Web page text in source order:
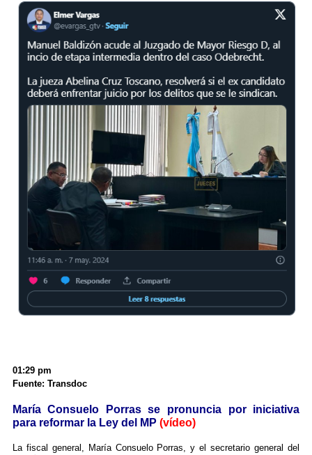
01:29 pm
Fuente: Transdoc
María Consuelo Porras se pronuncia por iniciativa
para reformar la Ley del MP (vídeo)
La fiscal general, María Consuelo Porras, y el secretario general del